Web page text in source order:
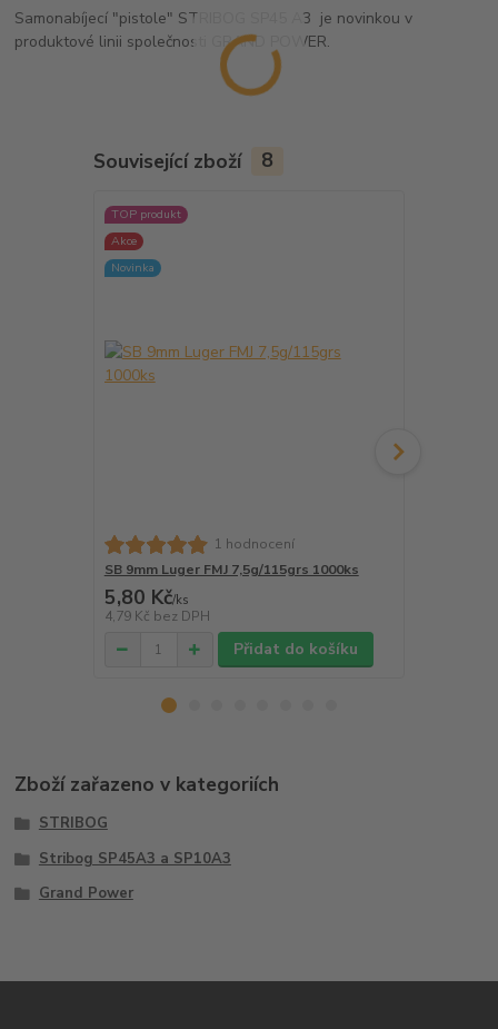
Samonabíjecí "pistole" STRIBOG SP45 A3 je novinkou v
produktové linii společnosti GRAND POWER.
Související zboží 8
TOP produkt
Akce
Novinka
1 hodnocení
SB 9mm Luger FMJ 7,5g/115grs 1000ks
5,80 Kč/ks
4,79 Kč bez DPH
Přidat do košíku
Zboží zařazeno v kategoriích
STRIBOG
Stribog SP45A3 a SP10A3
Grand Power